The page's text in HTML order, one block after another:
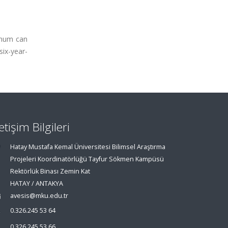
can
year-
Bilgileri
Hatay Mustafa Kemal Üniversitesi Bilimsel Araştırma
Projeleri Koordinatörlüğü Tayfur Sökmen Kampüsü
Rektörlük Binası Zemin Kat
HATAY / ANTAKYA
avesis@mku.edu.tr
0.326.245 53 64